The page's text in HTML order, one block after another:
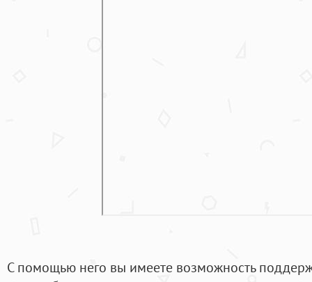
С помощью него вы имеете возможность